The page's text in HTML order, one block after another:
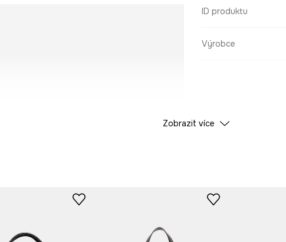
ID produktu
Výrobce
Zobrazit více